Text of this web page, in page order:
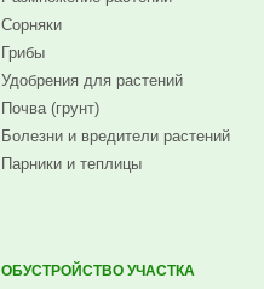
Сорняки
Грибы
Удобрения для растений
Почва (грунт)
Болезни и вредители растений
Парники и теплицы
ОБУСТРОЙСТВО УЧАСТКА